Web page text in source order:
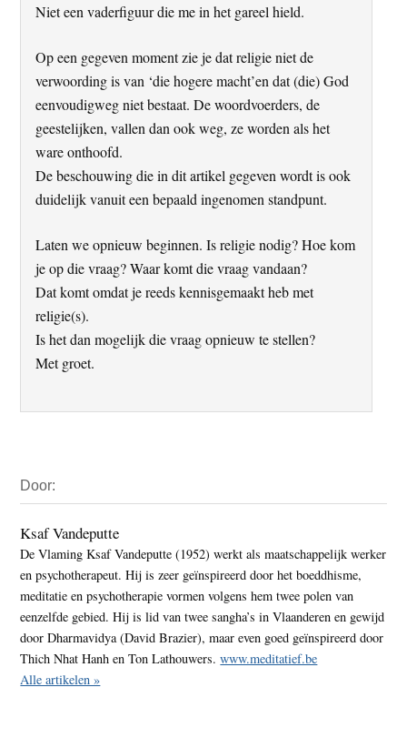
Niet een vaderfiguur die me in het gareel hield.
Op een gegeven moment zie je dat religie niet de
verwoording is van ‘die hogere macht’en dat (die) God
eenvoudigweg niet bestaat. De woordvoerders, de
geestelijken, vallen dan ook weg, ze worden als het
ware onthoofd.
De beschouwing die in dit artikel gegeven wordt is ook
duidelijk vanuit een bepaald ingenomen standpunt.
Laten we opnieuw beginnen. Is religie nodig? Hoe kom
je op die vraag? Waar komt die vraag vandaan?
Dat komt omdat je reeds kennisgemaakt heb met
religie(s).
Is het dan mogelijk die vraag opnieuw te stellen?
Met groet.
Sidebar
Door:
Ksaf Vandeputte
De Vlaming Ksaf Vandeputte (1952) werkt als maatschappelijk werker
en psychotherapeut. Hij is zeer geïnspireerd door het boeddhisme,
meditatie en psychotherapie vormen volgens hem twee polen van
eenzelfde gebied. Hij is lid van twee sangha’s in Vlaanderen en gewijd
door Dharmavidya (David Brazier), maar even goed geïnspireerd door
Thich Nhat Hanh en Ton Lathouwers.www.meditatief.be
Alle artikelen »